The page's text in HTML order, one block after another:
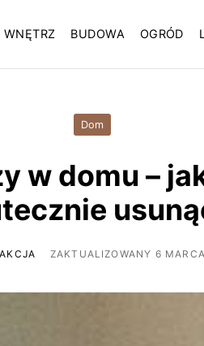
WNĘTRZ BUDOWA OGRÓD
Dom
w domu –
ZAKTUALIZOWANY 6